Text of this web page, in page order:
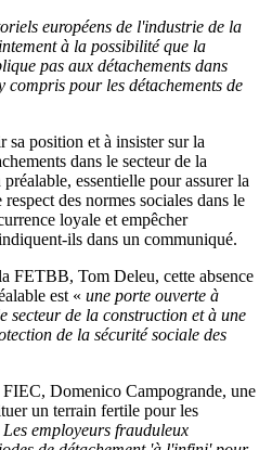
européens de l'industrie de la
à la possibilité que la
pas aux détachements dans
pour les détachements de
position et à insister sur la
dans le secteur de la
essentielle pour assurer la
des normes sociales dans le
loyale et empêcher
ils dans un communiqué.
FETBB, Tom Deleu, cette absence
est « une porte ouverte à
secteur de la construction et à une
de la sécurité sociale des
Domenico Campogrande, une
un terrain fertile pour les
Les employeurs frauduleux